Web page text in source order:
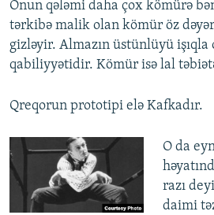
Onun qələmi daha çox kömürə
tərkibə malik olan kömür öz
gizləyir. Almazın üstünlüyü işıqla
qabiliyyətidir. Kömür isə lal
Qreqorun prototipi elə Kafkadır.
O da
razı
daimi